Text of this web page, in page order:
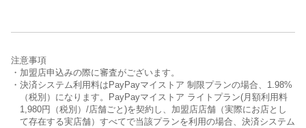
注意事項
・加盟店申込みの際に審査がございます。
・決済システム利用料はPayPayマイストア 制限プランの場合、1.98%
（税別）になります。PayPayマイストア ライトプラン(月額利用料
1,980円（税別）/店舗ごと)を契約し、加盟店店舗（実際にお店とし
て存在する実店舗）すべてで当該プランを利用の場合、決済システム